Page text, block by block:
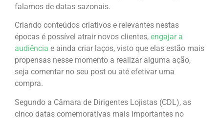
falamos de datas sazonais.
Criando conteúdos criativos e relevantes nestas
épocas é possível atrair novos clientes, engajar a
audiência e ainda criar laços, visto que elas estão mais
propensas nesse momento a realizar alguma ação,
seja comentar no seu post ou até efetivar uma
compra.
Segundo a Câmara de Dirigentes Lojistas (CDL), as
cinco datas comemorativas mais importantes no